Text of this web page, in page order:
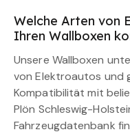
Welche Arten von
Ihren Wallboxen
Unsere Wallboxen
von Elektroautos und
Kompatibilität mit
Plön Schleswig-
Fahrzeugdatenbank